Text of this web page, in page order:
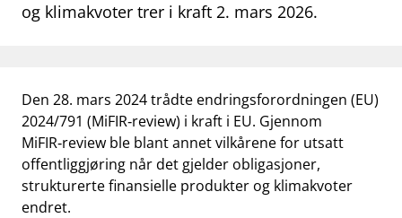
mail_outlineKontakt oss
dashboardInformasjon for investorer
notifications_noneAbonner på nyhetsvarsel
og klimakvoter trer i kraft 2. mars 2026.
Den 28. mars 2024 trådte endringsforordningen (EU)
2024/791 (MiFIR‑review) i kraft i EU. Gjennom
MiFIR‑review ble blant annet vilkårene for utsatt
offentliggjøring når det gjelder obligasjoner,
strukturerte finansielle produkter og klimakvoter
endret.